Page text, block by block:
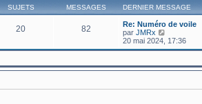
SUJETS MESSAGES DERNIER MESSAGE
20 82
Re: Numéro de voile
par JMRx
o
n
u
l
e
20 mai 2024, 17:36